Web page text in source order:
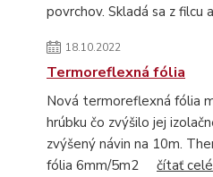
povrchov. Skladá sa z filcu
18.10.2022
Termoreflexná fólia
Nová termoreflexná fólia
hrúbku čo zvýšilo jej
zvýšený návin na 10m.
fólia 6mm/5m2 čítať celé